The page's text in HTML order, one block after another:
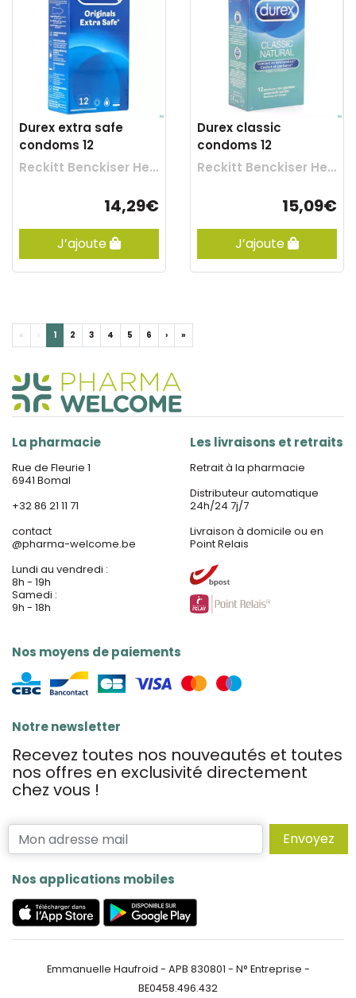
Durex extra safe
condoms 12
Reckitt Benckiser Healthcare
14,29€
J’ajoute
Durex classic
condoms 12
Reckitt Benckiser Healthcare
15,09€
J’ajoute
« ‹ 1 2 3 4 5 6 › »
La pharmacie
Rue de Fleurie 1
6941 Bomal
+32 86 21 11 71
contact
@pharma-welcome.be
Lundi au vendredi :
8h - 19h
Samedi :
9h - 18h
Nos moyens de paiements
Les livraisons et retraits
Retrait à la pharmacie
Distributeur automatique
24h/24 7j/7
Livraison à domicile ou en
Point Relais
Notre newsletter
Recevez toutes nos nouveautés et toutes
nos offres en exclusivité directement
chez vous !
Envoyez
Nos applications mobiles
Emmanuelle Haufroid - APB 830801 - N° Entreprise -
BE0458.496.432